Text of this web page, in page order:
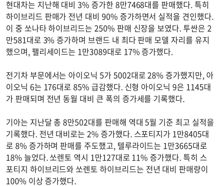
현대차는 지난해 대비 3% 증가한 8만7468대를 판매했다. 특히
하이브리드 판매가 전년 대비 90% 증가하면서 실적을 견인했다.
이 중 쏘나타 하이브리드는 250% 판매 신장을 보였다. 투싼은 2
만581대로 3% 증가하며 브랜드 내 최다 판매 모델 자리를 유지
했으며, 팰리세이드는 1만3089대로 17% 증가했다.
전기차 부문에서는 아이오닉 5가 5002대로 28% 증가했지만, 아
이오닉 6는 176대로 85% 급감했다. 신형 아이오닉 9은 1145대
가 판매되며 전년 동월 대비 큰 폭의 증가세를 기록했다.
기아는 지난달 총 8만502대를 판매해 역대 5월 기준 최고 실적을
기록했다. 전년 대비로는 2% 증가했다. 스포티지가 1만8405대
로 8% 증가하며 판매를 주도했고, 텔루라이드는 1만3665대로
18% 늘었다. 쏘렌토 역시 1만127대로 11% 증가했다. 특히 스
포티지 하이브리드와 쏘렌토 하이브리드는 전년 대비 판매량이
100% 이상 증가했다.